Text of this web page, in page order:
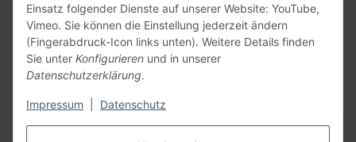
Einsatz folgender Dienste auf unserer Website: YouTube,
Vimeo. Sie können die Einstellung jederzeit ändern
(Fingerabdruck-Icon links unten). Weitere Details finden
Sie unter Konfigurieren und in unserer
Datenschutzerklärung.
Impressum Datenschutz
Allgemein
Teil unseres Netzwerks:
SmoliTec - Safety. Simplified. Worldwide. ( B2B Shop )
Vertrag widerrufen